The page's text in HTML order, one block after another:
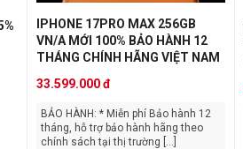
IPHONE 17PRO MAX 256GB
VN/A MỚI 100% BẢO HÀNH 12
THÁNG CHÍNH HÃNG VIỆT NAM
33.599.000 đ
BẢO HÀNH: * Miễn phí Bảo hành 12
tháng, hỗ trợ bảo hành hãng theo
chính sách tại thị trường [...]